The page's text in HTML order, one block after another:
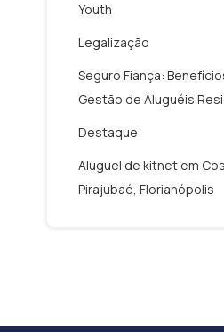
Youth
Legalização
Seguro Fiança:
Gestão de Aluguéis
Destaque
Aluguel de kitnet em
Pirajubaé, Florianópolis